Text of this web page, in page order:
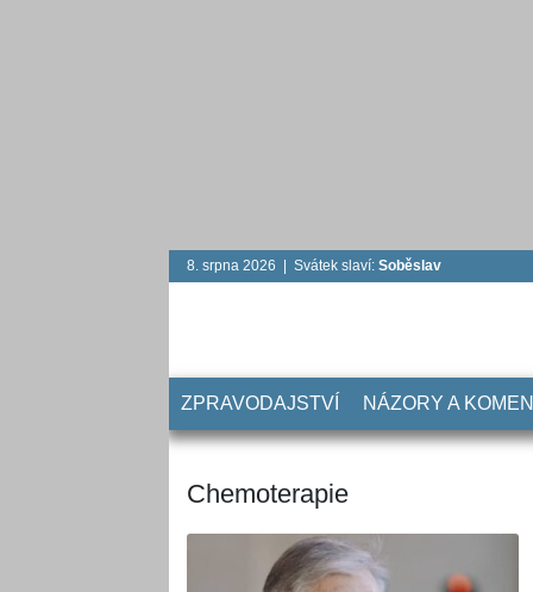
8. srpna 2026 | Svátek slaví: Soběslav
ZPRAVODAJSTVÍ NÁZORY A
Chemoterapie